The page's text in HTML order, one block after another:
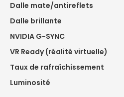
Dalle mate/antireflets
Dalle brillante
NVIDIA G-SYNC
VR Ready (réalité virtuelle)
Taux de rafraîchissement
Luminosité